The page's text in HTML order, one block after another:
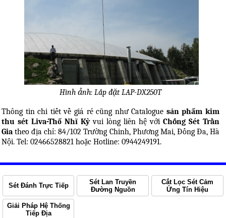
Hình ảnh: Lắp đặt LAP-DX250T
Thông tin chi tiết về giá rẻ cũng như Catalogue sản phẩm kim
thu sét Liva-Thổ Nhĩ Kỳvui lòng liên hệ với Chống Sét Trần
Gia theo địa chỉ: 84/102 Trường Chinh, Phương Mai, Đống Đa, Hà
Nội. Tel: 02466528821 hoặc Hotline: 0944249191.
Sét Đánh Trực Tiếp
Sét Lan Truyền
Đường Nguồn
Cắt Lọc Sét Cảm
Ứng Tín Hiệu
Giải Pháp Hệ Thống
Tiếp Địa